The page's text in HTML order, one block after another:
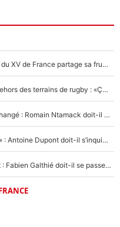
Mis de côté par Fabien Galthié, un joueur du XV de France partage sa frustration : «ils ne me l’ont pas dit tout de suite»
La raison d'être de Matthieu Jalibert en dehors des terrains de rugby : «Ça m'atteint autant que si tu touches à un membre de ma famille»
XV de France - Matthieu Jalibert a tout changé : Romain Ntamack doit-il s’inquiéter pour sa place à un an de la Coupe du monde ?
«Le XV de France est meilleur avec Lucu» : Antoine Dupont doit-il s’inquiéter pour sa place ?
Le XV de France a trouvé son remplaçant : Fabien Galthié doit-il se passer d'Antoine Dupont ?